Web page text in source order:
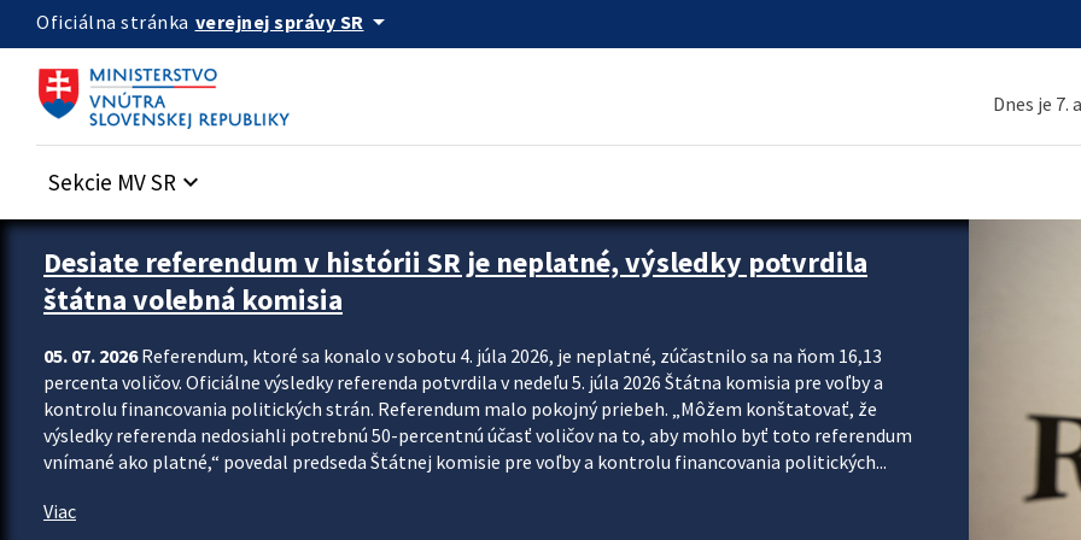
Preskocit na hlavný obsah
Oficiálna stránka verejnej správy SR arrow_drop_down
Dnes je 7.
Sekcie MV SR keyboard_arrow_down
Zastavit automatický posun upútavok
Desiate referendum v histórii SR je neplatné, výsledky potvrdila
štátna volebná komisia
05. 07. 2026Referendum, ktoré sa konalo v sobotu 4. júla 2026, je neplatné, zúčastnilo sa na ňom 16,13
percenta voličov. Oficiálne výsledky referenda potvrdila v nedeľu 5. júla 2026 Štátna komisia pre voľby a
kontrolu financovania politických strán. Referendum malo pokojný priebeh. „Môžem konštatovať, že
výsledky referenda nedosiahli potrebnú 50-percentnú účasť voličov na to, aby mohlo byť toto referendum
vnímané ako platné,“ povedal predseda Štátnej komisie pre voľby a kontrolu financovania politických...
Viac